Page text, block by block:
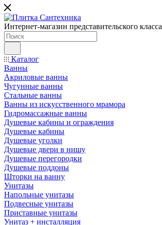
Интернет-магазин представительского класса
Каталог
Ванны
Акриловые ванны
Чугунные ванны
Стальные ванны
Ванны из искусственного мрамора
Гидромассажные ванны
Душевые кабины и ограждения
Душевые кабины
Душевые уголки
Душевые двери в нишу
Душевые перегородки
Душевые поддоны
Шторки на ванну
Унитазы
Напольные унитазы
Подвесные унитазы
Приставные унитазы
Унитаз + инсталляция